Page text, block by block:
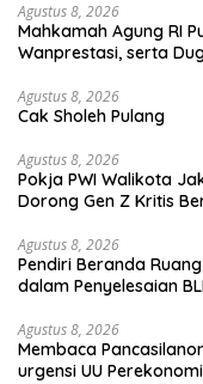
Agustus 8, 2026
Mahkamah Agung RI
Wanprestasi, serta
Agustus 8, 2026
Cak Sholeh Pulang
Agustus 8, 2026
Pokja PWI Walikota
Dorong Gen Z Kritis
Agustus 8, 2026
Pendiri Beranda
dalam Penyelesaian
Agustus 8, 2026
Membaca
urgensi UU